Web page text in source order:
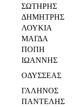
ΣΩΤΗΡΗΣ
ΔΗΜΗΤΡΗΣ
ΛΟΥΚΙΑ
ΜΑΓΔΑ
ΠΟΠΗ
ΙΩΑΝΝΗΣ
ΟΔΥΣΣΕΑΣ
ΓΑΛΗΝΟΣ
ΠΑΝΤΕΛΗΣ